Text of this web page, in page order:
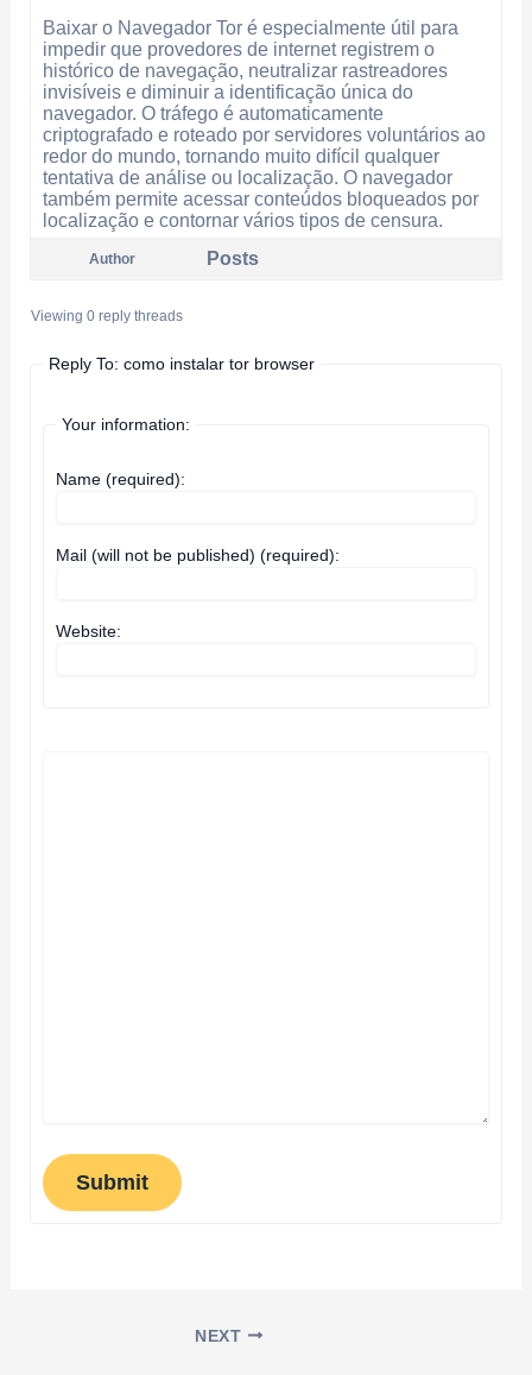
Baixar o Navegador Tor é especialmente útil para
impedir que provedores de internet registrem o
histórico de navegação, neutralizar rastreadores
invisíveis e diminuir a identificação única do
navegador. O tráfego é automaticamente
criptografado e roteado por servidores voluntários ao
redor do mundo, tornando muito difícil qualquer
tentativa de análise ou localização. O navegador
também permite acessar conteúdos bloqueados por
localização e contornar vários tipos de censura.
Author Posts
Viewing 0 reply threads
Reply To: como instalar tor browser
Your information:
Name (required):
Mail (will not be published) (required):
Website:
Submit
NEXT